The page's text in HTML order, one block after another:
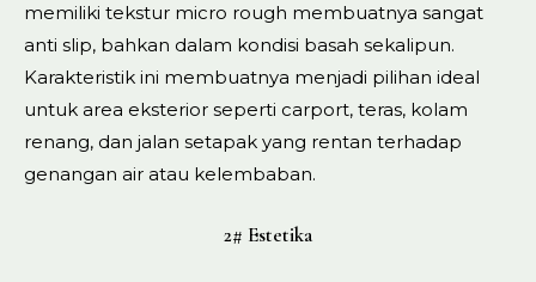
memiliki tekstur micro rough membuatnya sangat
anti slip, bahkan dalam kondisi basah sekalipun.
Karakteristik ini membuatnya menjadi pilihan ideal
untuk area eksterior seperti carport, teras, kolam
renang, dan jalan setapak yang rentan terhadap
genangan air atau kelembaban.
2# Estetika